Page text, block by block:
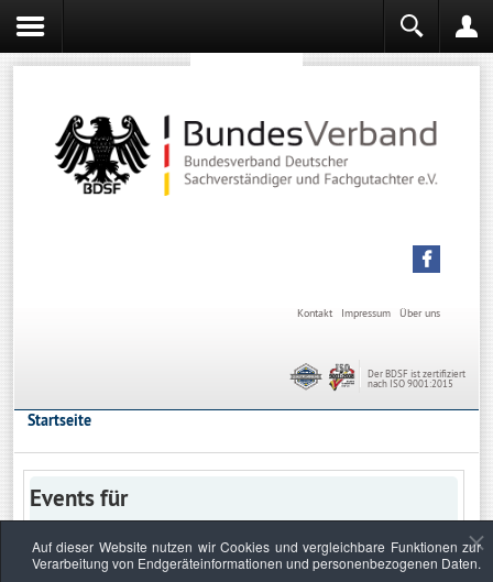
Über uns
Impressum
Kontakt
Der BDSF ist zertifiziert
nach ISO 9001:2015
Startseite
Events für
Auf dieser Website nutzen wir Cookies und vergleichbare Funktionen zur
Verarbeitung von Endgeräteinformationen und personenbezogenen Daten.